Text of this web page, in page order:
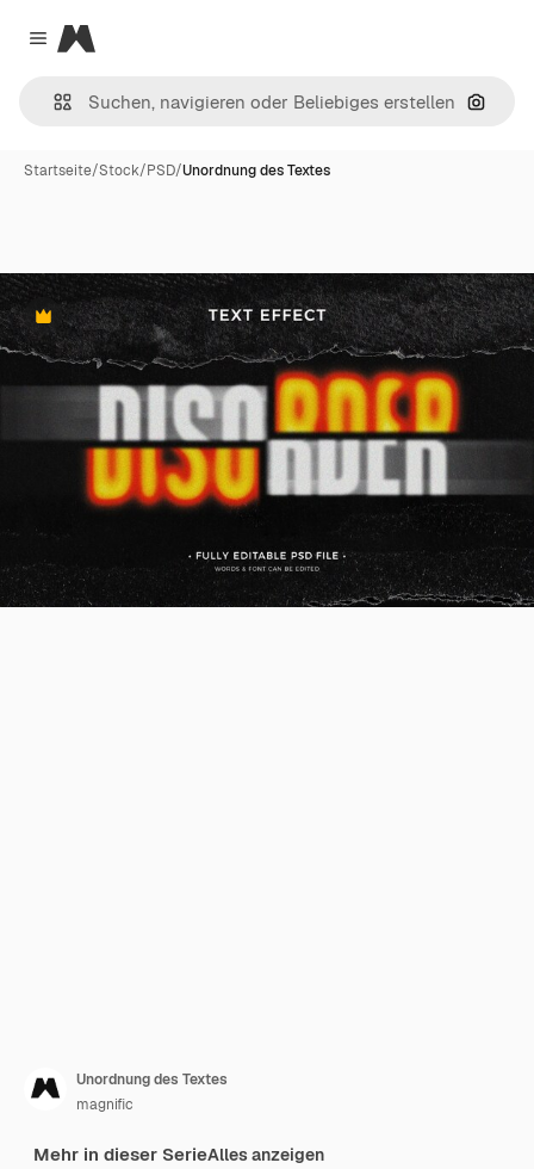
Close menu
Magnific
Nach
Startseite/Stock/PSD/Unordnung des Textes
Premium
Unordnung des Textes
magnific
Mehr in dieser SerieAlles anzeigen